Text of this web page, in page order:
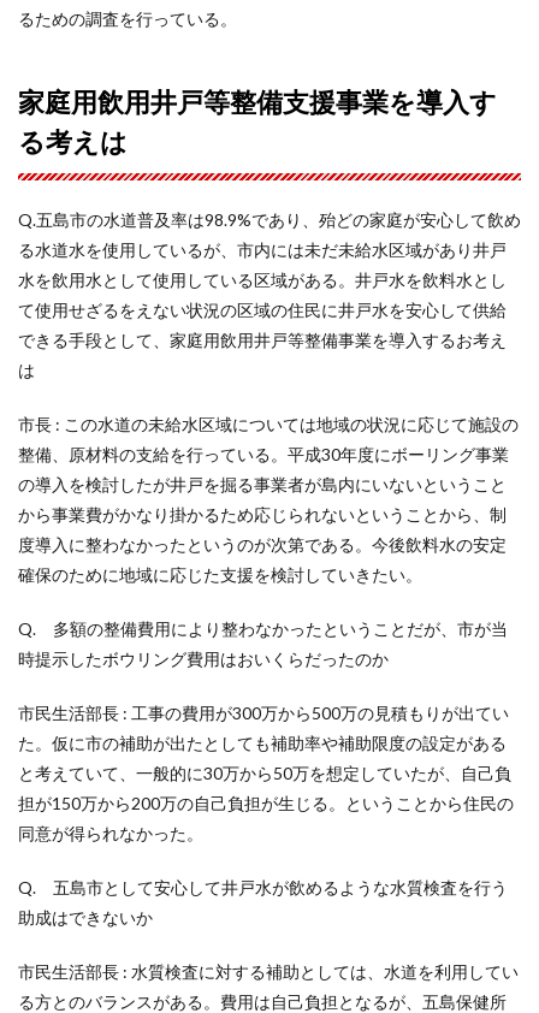
るための調査を行っている。
家庭用飲用井戸等整備支援事業を導入す
る考えは
Q.五島市の水道普及率は98.9%であり、殆どの家庭が安心して飲め
る水道水を使用しているが、市内には未だ未給水区域があり井戸
水を飲用水として使用している区域がある。井戸水を飲料水とし
て使用せざるをえない状況の区域の住民に井戸水を安心して供給
できる手段として、家庭用飲用井戸等整備事業を導入するお考え
は
市長 : この水道の未給水区域については地域の状況に応じて施設の
整備、原材料の支給を行っている。平成30年度にボーリング事業
の導入を検討したが井戸を掘る事業者が島内にいないということ
から事業費がかなり掛かるため応じられないということから、制
度導入に整わなかったというのが次第である。今後飲料水の安定
確保のために地域に応じた支援を検討していきたい。
Q. 多額の整備費用により整わなかったということだが、市が当
時提示したボウリング費用はおいくらだったのか
市民生活部長 : 工事の費用が300万から500万の見積もりが出てい
た。仮に市の補助が出たとしても補助率や補助限度の設定がある
と考えていて、一般的に30万から50万を想定していたが、自己負
担が150万から200万の自己負担が生じる。ということから住民の
同意が得られなかった。
Q. 五島市として安心して井戸水が飲めるような水質検査を行う
助成はできないか
市民生活部長 : 水質検査に対する補助としては、水道を利用してい
る方とのバランスがある。費用は自己負担となるが、五島保健所